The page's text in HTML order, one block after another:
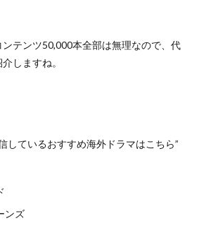
テンツ50,000本全部は無理なので、代
しますね。
しているおすすめ海外ドラマはこちら”
ンズ